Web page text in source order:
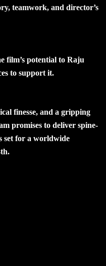
teamwork, and director’s
film’s potential to Raju
to support it.
finesse, and a gripping
promises to deliver spine-
set for a worldwide